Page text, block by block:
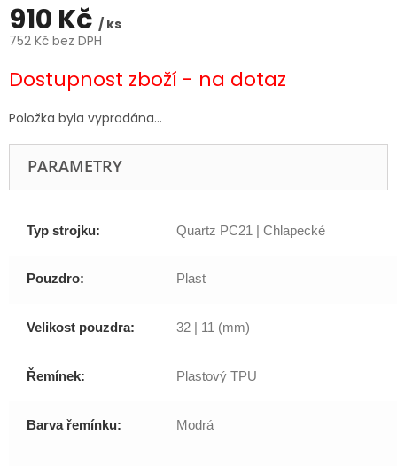
910 Kč / ks
752 Kč bez DPH
cena:
Dostupnost zboží - na dotaz
Položka byla vyprodána…
PARAMETRY
Typ strojku: Quartz PC21 | Chlapecké
Pouzdro: Plast
Velikost pouzdra: 32 | 11 (mm)
Řemínek: Plastový TPU
Barva řemínku: Modrá